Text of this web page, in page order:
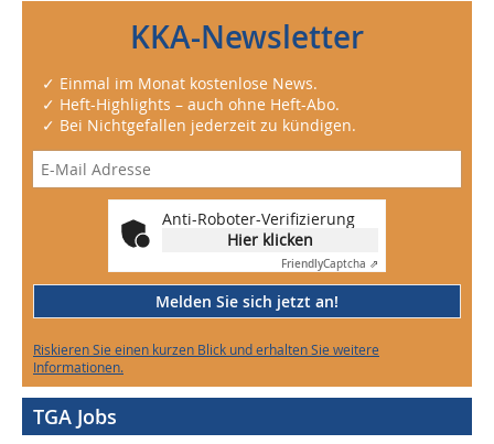
KKA-Newsletter
✓ Einmal im Monat kostenlose News.
✓ Heft-Highlights – auch ohne Heft-Abo.
✓ Bei Nichtgefallen jederzeit zu kündigen.
Anti-Roboter-Verifizierung
Hier klicken
FriendlyCaptcha ⇗
Melden Sie sich jetzt an!
Riskieren Sie einen kurzen Blick und erhalten Sie weitere
Informationen.
TGA Jobs